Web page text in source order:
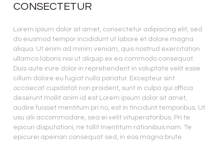
CONSECTETUR
Lorem ipsum dolor sit amet, consectetur adipiscing elit, sed
do eiusmod tempor incididunt ut labore et dolore magna
aliqua. Ut enim ad minim veniam, quis nostrud exercitation
ullamco laboris nisi ut aliquip ex ea commodo consequat.
Duis aute irure dolor in reprehenderit in voluptate velit esse
cillum dolore eu fugiat nulla pariatur. Excepteur sint
occaecat cupidatat non proident, sunt in culpa qui officia
deserunt mollit anim id est Lorem ipsum dolor sit amet,
audire fuisset mentitum pri no, est in tincidunt temporibus. Ut
usu alii accommodare, sea ei velit vituperatoribus. Pri te
epicuri disputationi, ne tollit mentitum rationibus nam. Te
epicurei apeirian consequat sed, in eos magna brute